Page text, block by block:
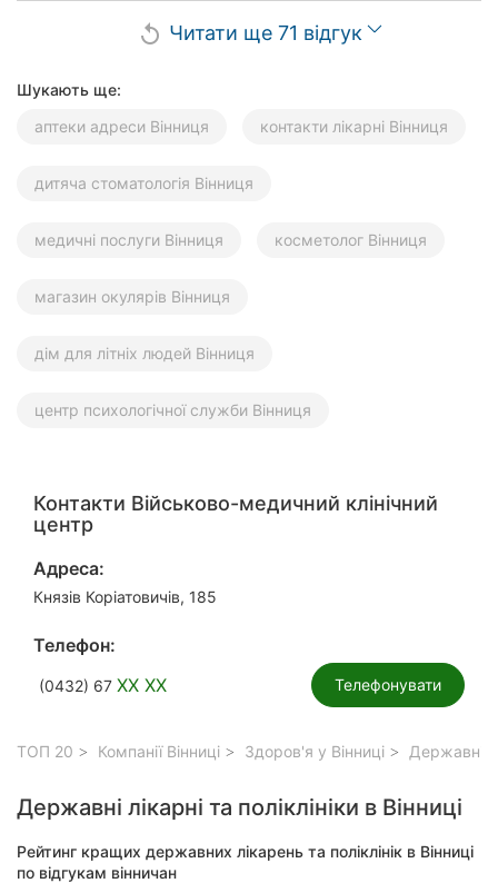
replay Читати ще 71 відгук
Шукають ще:
аптеки адреси Вінниця
контакти лікарні Вінниця
дитяча стоматологія Вінниця
медичні послуги Вінниця косметолог Вінниця
магазин окулярів Вінниця
дім для літніх людей Вінниця
центр психологічної служби Вінниця
Контакти Військово-медичний клінічний
центр
Адреса:
Князів Коріатовичів, 185
Телефон:
(0432) 67 XX XX Телефонувати
ТОП 20 Компанії Вінниці Здоров'я у Вінниці Державні
Державні лікарні та поліклініки в Вінниці
Рейтинг кращих державних лікарень та поліклінік в Вінниці
по відгукам вінничан